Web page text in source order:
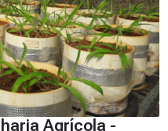
Agrícola -